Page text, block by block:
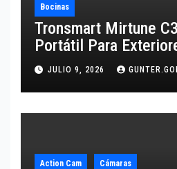
Bocinas
Tronsmart Mirtune
Portátil Para
JULIO 9, 2026
Action Cam Cámaras